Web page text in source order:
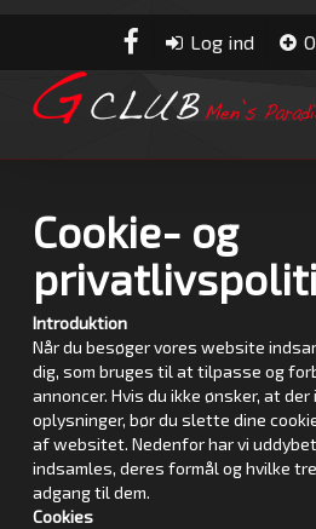
content
facebookLog ind
Cookie- og
Introduktion
Når du besøger vores website
dig, som bruges til at tilpasse og
annoncer. Hvis du ikke ønsker, at
oplysninger, bør du slette dine
af websitet. Nedenfor har vi
indsamles, deres formål og hvilke
adgang til dem.
Cookies